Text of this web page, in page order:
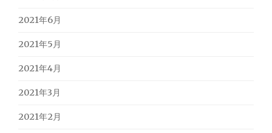
2021年6月
2021年5月
2021年4月
2021年3月
2021年2月